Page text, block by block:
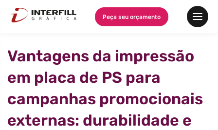
Peça seu orçamento
Vantagens da impressão
em placa de PS para
campanhas promocionais
externas: durabilidade e